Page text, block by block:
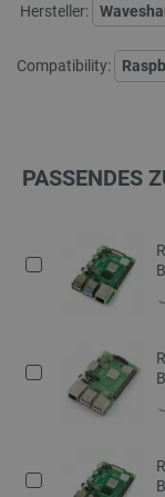
Hersteller:
Compatibility:
PASSENDES